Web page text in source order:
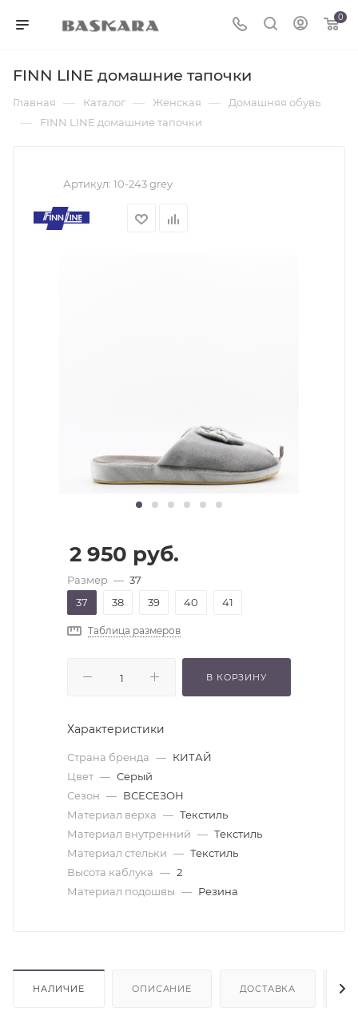
0
FINN LINE домашние тапочки
Главная — Каталог — Женская — Домашняя обувь
— FINN LINE домашние тапочки
Артикул: 10-243 grey
2 950 руб.
Размер — 37
37
38 39 40 41
Таблица размеров
В КОРЗИНУ
Характеристики
Страна бренда — КИТАЙ
Цвет — Серый
Сезон — ВСЕСЕЗОН
Материал верха — Текстиль
Материал внутренний — Текстиль
Материал стельки — Текстиль
Высота каблука — 2
Материал подошвы — Резина
НАЛИЧИЕ ОПИСАНИЕ ДОСТАВКА